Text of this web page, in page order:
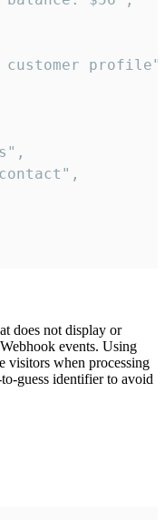
customer
does not display or
events. Using
visitors when processing
guess identifier to avoid